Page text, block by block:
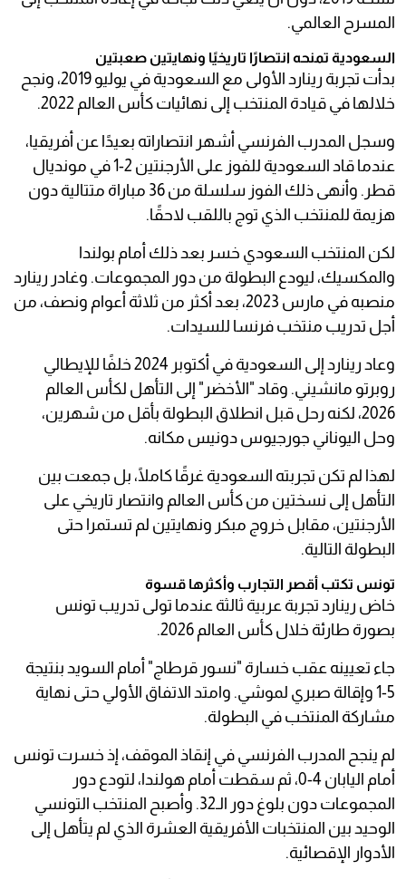
المسرح العالمي.
السعودية تمنحه انتصارًا تاريخيًا ونهايتين صعبتين
بدأت تجربة رينارد الأولى مع السعودية في يوليو 2019، ونجح
خلالها في قيادة المنتخب إلى نهائيات كأس العالم 2022.
وسجل المدرب الفرنسي أشهر انتصاراته بعيدًا عن أفريقيا،
عندما قاد السعودية للفوز على الأرجنتين 2-1 في مونديال
قطر. وأنهى ذلك الفوز سلسلة من 36 مباراة متتالية دون
هزيمة للمنتخب الذي توج باللقب لاحقًا.
لكن المنتخب السعودي خسر بعد ذلك أمام بولندا
والمكسيك، ليودع البطولة من دور المجموعات. وغادر رينارد
منصبه في مارس 2023، بعد أكثر من ثلاثة أعوام ونصف، من
أجل تدريب منتخب فرنسا للسيدات.
وعاد رينارد إلى السعودية في أكتوبر 2024 خلفًا للإيطالي
روبرتو مانشيني. وقاد "الأخضر" إلى التأهل لكأس العالم
2026، لكنه رحل قبل انطلاق البطولة بأقل من شهرين،
وحل اليوناني جورجيوس دونيس مكانه.
لهذا لم تكن تجربته السعودية غرقًا كاملًا، بل جمعت بين
التأهل إلى نسختين من كأس العالم وانتصار تاريخي على
الأرجنتين، مقابل خروج مبكر ونهايتين لم تستمرا حتى
البطولة التالية.
تونس تكتب أقصر التجارب وأكثرها قسوة
خاض رينارد تجربة عربية ثالثة عندما تولى تدريب تونس
بصورة طارئة خلال كأس العالم 2026.
جاء تعيينه عقب خسارة "نسور قرطاج" أمام السويد بنتيجة
5-1 وإقالة صبري لموشي. وامتد الاتفاق الأولي حتى نهاية
مشاركة المنتخب في البطولة.
لم ينجح المدرب الفرنسي في إنقاذ الموقف، إذ خسرت تونس
أمام اليابان 4-0، ثم سقطت أمام هولندا، لتودع دور
المجموعات دون بلوغ دور الـ32. وأصبح المنتخب التونسي
الوحيد بين المنتخبات الأفريقية العشرة الذي لم يتأهل إلى
الأدوار الإقصائية.